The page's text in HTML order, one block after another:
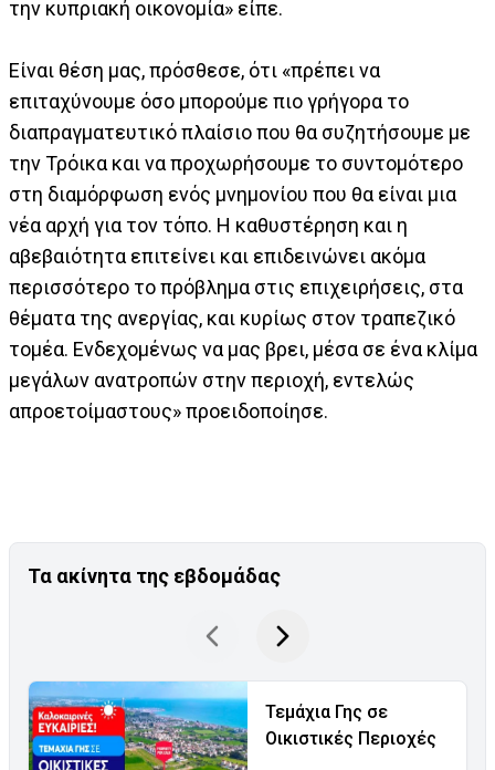
την κυπριακή οικονομία» είπε.
Είναι θέση μας, πρόσθεσε, ότι «πρέπει να
επιταχύνουμε όσο μπορούμε πιο γρήγορα το
διαπραγματευτικό πλαίσιο που θα συζητήσουμε με
την Τρόικα και να προχωρήσουμε το συντομότερο
στη διαμόρφωση ενός μνημονίου που θα είναι μια
νέα αρχή για τον τόπο. Η καθυστέρηση και η
αβεβαιότητα επιτείνει και επιδεινώνει ακόμα
περισσότερο το πρόβλημα στις επιχειρήσεις, στα
θέματα της ανεργίας, και κυρίως στον τραπεζικό
τομέα. Ενδεχομένως να μας βρει, μέσα σε ένα κλίμα
μεγάλων ανατροπών στην περιοχή, εντελώς
απροετοίμαστους» προειδοποίησε.
Τα ακίνητα της εβδομάδας
Τεμάχια Γης σε
Οικιστικές Περιοχές